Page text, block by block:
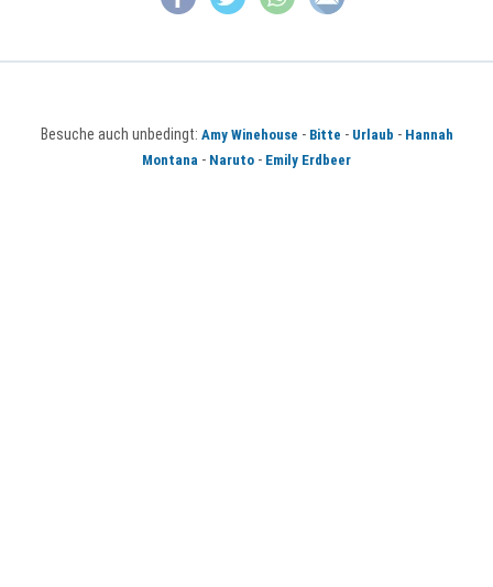
Besuche auch unbedingt: Amy Winehouse - Bitte - Urlaub - Hannah
Montana - Naruto - Emily Erdbeer